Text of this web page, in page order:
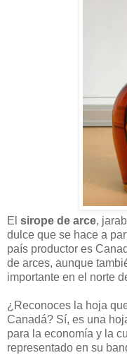
El sirope de arce,
dulce que se hace a
país productor es
de arces, aunque
importante en el norte
¿Reconoces la hoja
Canadá? Sí, es una
para la economía y la
representado en su